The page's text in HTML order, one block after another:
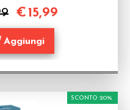
€15,99
SCONTO 20%